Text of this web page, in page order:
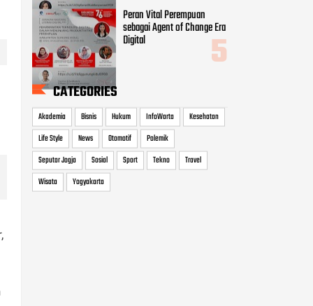
Akademia Bisnis Hukum InfoWarta
Kesehatan
Life Style
News Otomotif
Polemik
Seputar Jogja
Sosial
Wisata
Yogyakarta